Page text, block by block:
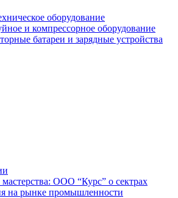
оборудование
и компрессорное оборудование
батареи и зарядные устройства
ООО “Курс” о сектрах
на рынке промышленности